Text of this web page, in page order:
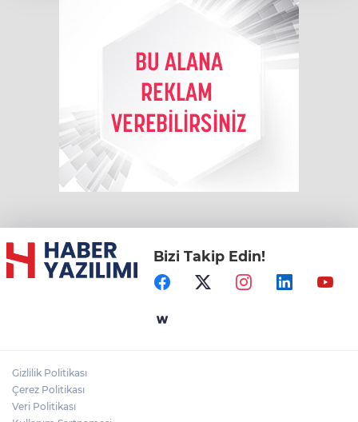
Bizi Takip Edin!
Gizlilik Politikası
Çerez Politikası
Veri Politikası